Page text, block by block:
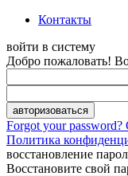
Контакты
войти в систему
Добро пожаловать!
Forgot your password?
Политика
восстановление
Восстановите свой